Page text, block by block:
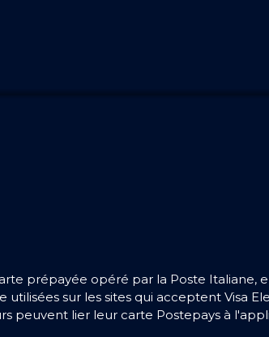
prépayée opéré par la Poste
utilisées sur les sites qui acceptent Visa
peuvent lier leur carte Postepays à